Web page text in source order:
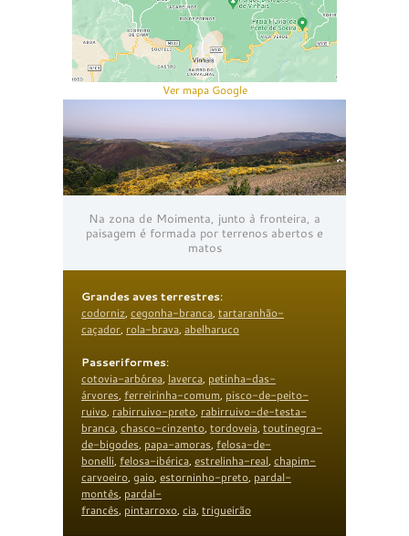
Ver mapa Google
Na zona de Moimenta, junto à fronteira, a
paisagem é formada por terrenos abertos e
matos
Grandes aves terrestres:
codorniz, cegonha-branca, tartaranhão-
caçador, rola-brava, abelharuco
Passeriformes:
cotovia-arbórea, laverca, petinha-das-
árvores, ferreirinha-comum, pisco-de-peito-
ruivo, rabirruivo-preto, rabirruivo-de-testa-
branca, chasco-cinzento, tordoveia, toutinegra-
de-bigodes, papa-amoras, felosa-de-
bonelli, felosa-ibérica, estrelinha-real, chapim-
carvoeiro, gaio, estorninho-preto, pardal-
montês, pardal-
francês, pintarroxo, cia, trigueirão